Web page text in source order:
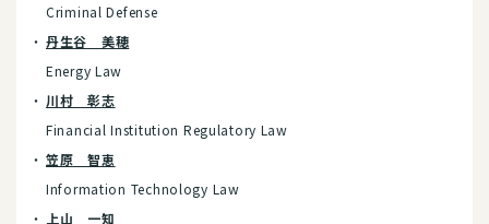
Criminal Defense
丹生谷 美穂
Energy Law
川村 彰志
Financial Institution Regulatory Law
笠原 智恵
Information Technology Law
上山 一知